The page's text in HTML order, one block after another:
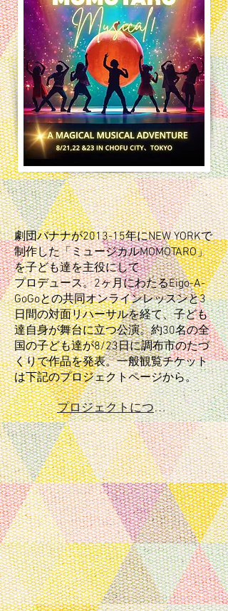
劇団バナナが2013-15年にNEW YORKで
制作した「ミュージカルMOMOTARO」
を子ども達を主役にして
​プロデュース。2ヶ月にわたるEigo-A-
GoGoとの共同オンラインレッスンと3
日間の対面リハーサルを経て、子ども
達自身が舞台に立つ公演。約30名の全
国の子ども達が8/23日に調布市のたづ
くりで作品を発表。一般観覧チケット
は下記のプロジェクトページから。
プロジェクトについて